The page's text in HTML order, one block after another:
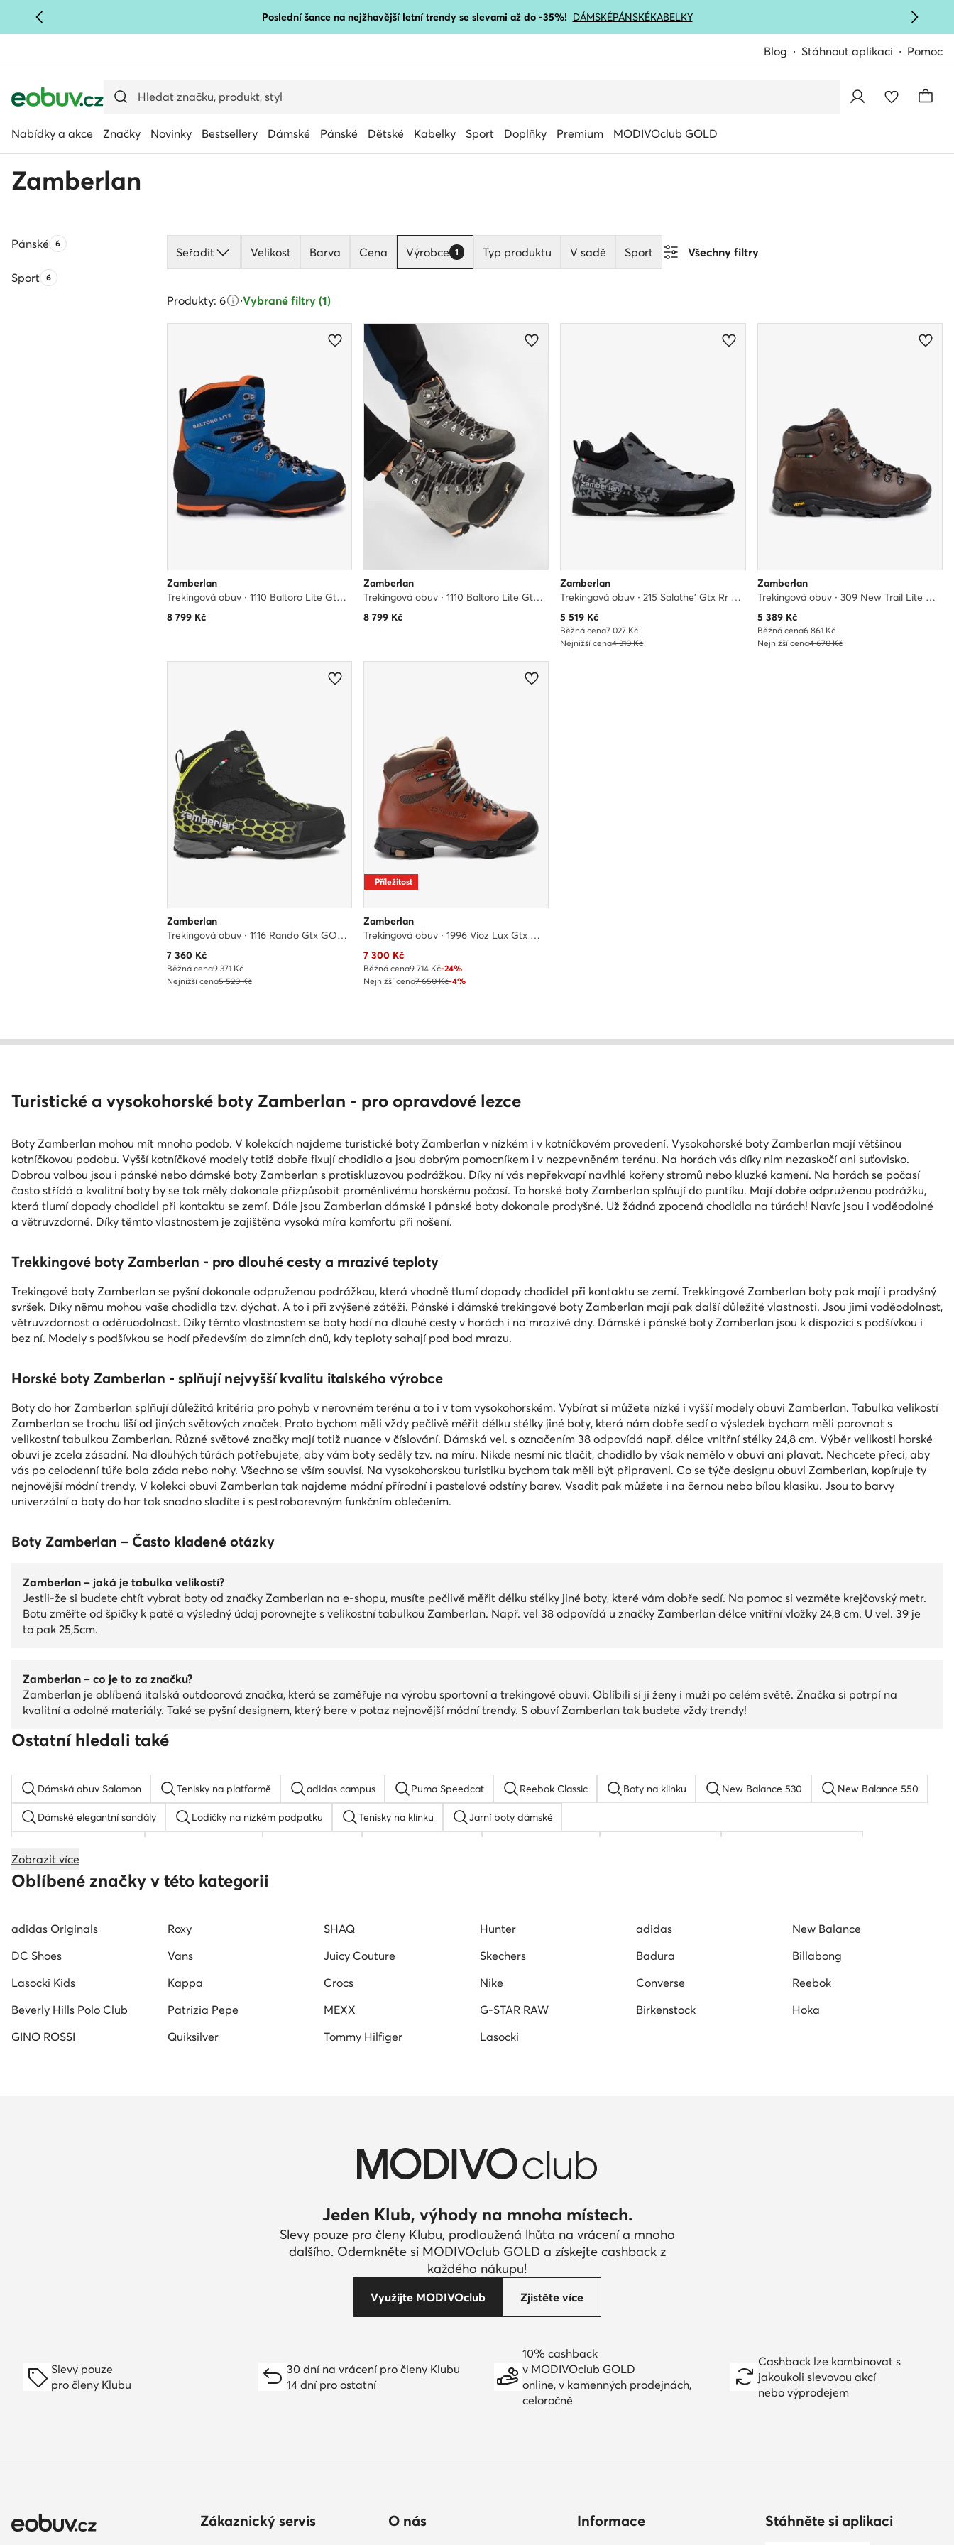
PŘEJÍT NA HLAVNÍ OBSAH Poslední šance na nejžhavější letní trendy se slevami až do -35%! DÁMSKÉPÁNSKÉKABELKY
Blog Stáhnout aplikaci Pomoc
Nabídky a akce Značky Novinky Bestsellery Dámské Pánské Dětské Kabelky Sport Doplňky Premium MODIVOclub GOLD
Zamberlan
PánskéPočet produktů:
6
SportPočet produktů:
6
Seřadit Velikost Barva Cena Výrobce 1 Typ produktu V sadě Sport Všechny filtry
Produkty: 6 ·Vybrané filtry (1)
Zamberlan
Trekingová obuv · 1110 Baltoro Lite Gtx GORE-TEX · Modrá
8 799Kč
Zamberlan
Trekingová obuv · 1110 Baltoro Lite Gtx GORE-TEX · Šedá
8 799Kč
Zamberlan
Trekingová obuv · 215 Salathe' Gtx Rr GORE-TEX · Šedá
Aktuální cena
5 519 Kč
Běžná cena7 027 Kč
Nejnižší cena4 310 Kč
Zamberlan
Trekingová obuv · 309 New Trail Lite Gtx GORE-TEX · Hnědá
Aktuální cena
5 389Kč
Běžná cena6 861 Kč
Nejnižší cena4 670 Kč
Zamberlan
Trekingová obuv · 1116 Rando Gtx GORE-TEX · Černá
Aktuální cena
7 360Kč
Běžná cena9 371 Kč
Nejnižší cena5 520 Kč
Příležitost
Zamberlan
Trekingová obuv · 1996 Vioz Lux Gtx Rr GORE-TEX · Hnědá
Aktuální cena
7 300Kč
Běžná cena9 714 Kč-24%
Nejnižší cena7 650 Kč-4%
Turistické a vysokohorské boty Zamberlan - pro opravdové lezce
Boty Zamberlan mohou mít mnoho podob. V kolekcích najdeme turistické boty Zamberlan v nízkém i v kotníčkovém provedení. Vysokohorské boty Zamberlan mají většinou
kotníčkovou podobu. Vyšší kotníčkové modely totiž dobře fixují chodidlo a jsou dobrým pomocníkem i v nezpevněném terénu. Na horách vás díky nim nezaskočí ani suťovisko.
Dobrou volbou jsou i pánské nebo dámské boty Zamberlan s protiskluzovou podrážkou. Díky ní vás nepřekvapí navlhlé kořeny stromů nebo kluzké kamení. Na horách se počasí
často střídá a kvalitní boty by se tak měly dokonale přizpůsobit proměnlivému horskému počasí. To horské boty Zamberlan splňují do puntíku. Mají dobře odpruženou podrážku,
která tlumí dopady chodidel při kontaktu se zemí. Dále jsou Zamberlan dámské i pánské boty dokonale prodyšné. Už žádná zpocená chodidla na túrách! Navíc jsou i voděodolné
a větruvzdorné. Díky těmto vlastnostem je zajištěna vysoká míra komfortu při nošení.
Trekkingové boty Zamberlan - pro dlouhé cesty a mrazivé teploty
Trekingové boty Zamberlan se pyšní dokonale odpruženou podrážkou, která vhodně tlumí dopady chodidel při kontaktu se zemí. Trekkingové Zamberlan boty pak mají i prodyšný
svršek. Díky němu mohou vaše chodidla tzv. dýchat. A to i při zvýšené zátěži. Pánské i dámské trekingové boty Zamberlan mají pak další důležité vlastnosti. Jsou jimi voděodolnost,
větruvzdornost a oděruodolnost. Díky těmto vlastnostem se boty hodí na dlouhé cesty v horách i na mrazivé dny. Dámské i pánské boty Zamberlan jsou k dispozici s podšívkou i
bez ní. Modely s podšívkou se hodí především do zimních dnů, kdy teploty sahají pod bod mrazu.
Horské boty Zamberlan - splňují nejvyšší kvalitu italského výrobce
Boty do hor Zamberlan splňují důležitá kritéria pro pohyb v nerovném terénu a to i v tom vysokohorském. Vybírat si můžete nízké i vyšší modely obuvi Zamberlan. Tabulka velikostí
Zamberlan se trochu liší od jiných světových značek. Proto bychom měli vždy pečlivě měřit délku stélky jiné boty, která nám dobře sedí a výsledek bychom měli porovnat s
velikostní tabulkou Zamberlan. Různé světové značky mají totiž nuance v číslování. Dámská vel. s označením 38 odpovídá např. délce vnitřní stélky 24,8 cm. Výběr velikosti horské
obuvi je zcela zásadní. Na dlouhých túrách potřebujete, aby vám boty seděly tzv. na míru. Nikde nesmí nic tlačit, chodidlo by však nemělo v obuvi ani plavat. Nechcete přeci, aby
vás po celodenní túře bola záda nebo nohy. Všechno se vším souvisí. Na vysokohorskou turistiku bychom tak měli být připraveni. Co se týče designu obuvi Zamberlan, kopíruje ty
nejnovější módní trendy. V kolekci obuvi Zamberlan tak najdeme módní přírodní i pastelové odstíny barev. Vsadit pak můžete i na černou nebo bílou klasiku. Jsou to barvy
univerzální a boty do hor tak snadno sladíte i s pestrobarevným funkčním oblečením.
Boty Zamberlan – Často kladené otázky
Zamberlan – jaká je tabulka velikostí?
Jestli-že si budete chtít vybrat boty od značky Zamberlan na e-shopu, musíte pečlivě měřit délku stélky jiné boty, které vám dobře sedí. Na pomoc si vezměte krejčovský metr.
Botu změřte od špičky k patě a výsledný údaj porovnejte s velikostní tabulkou Zamberlan. Např. vel 38 odpovídá u značky Zamberlan délce vnitřní vložky 24,8 cm. U vel. 39 je
to pak 25,5cm.
Zamberlan – co je to za značku?
Zamberlan je oblíbená italská outdoorová značka, která se zaměřuje na výrobu sportovní a trekingové obuvi. Oblíbili si ji ženy i muži po celém světě. Značka si potrpí na
kvalitní a odolné materiály. Také se pyšní designem, který bere v potaz nejnovější módní trendy. S obuví Zamberlan tak budete vždy trendy!
Ostatní hledali také
Dámská obuv Salomon Tenisky na platformě adidas campus Puma Speedcat Reebok Classic Boty na klinku New Balance 530 New Balance 550
Dámské elegantní sandály Lodičky na nízkém podpatku Tenisky na klínku Jarní boty dámské
Dětské tenisky Reebok Club C 85 Boty k obleku
Zobrazit více
Oblíbené značky v této kategorii
adidas Originals Roxy SHAQ Hunter adidas
New Balance
DC Shoes
Vans Juicy Couture Skechers Badura
Billabong
Lasocki Kids
Kappa Crocs Nike Converse
Reebok
Beverly Hills Polo Club
Patrizia Pepe MEXX G-STAR RAW Birkenstock
Hoka
GINO ROSSI
Quiksilver Tommy Hilfiger Lasocki
Jeden Klub, výhody na mnoha místech.
Slevy pouze pro členy Klubu, prodloužená lhůta na vrácení a mnoho
dalšího. Odemkněte si MODIVOclub GOLD a získejte cashback z
každého nákupu!
Využijte MODIVOclub Zjistěte více
Slevy pouze
pro členy Klubu
30 dní na vrácení pro členy Klubu
14 dní pro ostatní
10% cashback
v MODIVOclub GOLD
online, v kamenných prodejnách,
celoročně
Cashback lze kombinovat s
jakoukoli slevovou akcí
nebo výprodejem
Zákaznický servis O nás Informace Stáhněte si aplikaci